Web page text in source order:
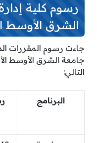
رسوم كلية
الشرق الأوسط
جاءت رسوم المقررات
جامعة الشرق الأوسط
التالي:
البرنامج